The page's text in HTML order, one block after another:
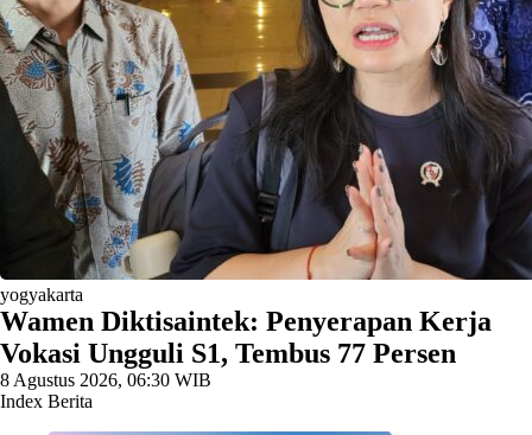
yogyakarta
Wamen Diktisaintek: Penyerapan Kerja
Vokasi Ungguli S1, Tembus 77 Persen
8 Agustus 2026, 06:30 WIB
Index Berita